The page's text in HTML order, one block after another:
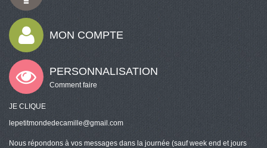
MON COMPTE
PERSONNALISATION
Comment faire
JE CLIQUE
lepetitmondedecamille@gmail.com
Nous répondons à vos messages dans la journée (sauf week end et jours